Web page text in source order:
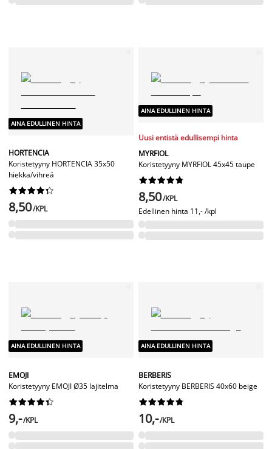
AINA EDULLINEN HINTA
HORTENCIA
Koristetyyny HORTENCIA 35x50
hiekka/vihreä






8,50/KPL
AINA EDULLINEN HINTA
Uusi entistä edullisempi hinta
MYRFIOL
Koristetyyny MYRFIOL 45x45 taupe






8,50/KPL
Edellinen hinta 11,- /kpl
AINA EDULLINEN HINTA
EMOJI
Koristetyyny EMOJI Ø35 lajitelma






9,-/KPL
AINA EDULLINEN HINTA
BERBERIS
Koristetyyny BERBERIS 40x60 beige






10,-/KPL